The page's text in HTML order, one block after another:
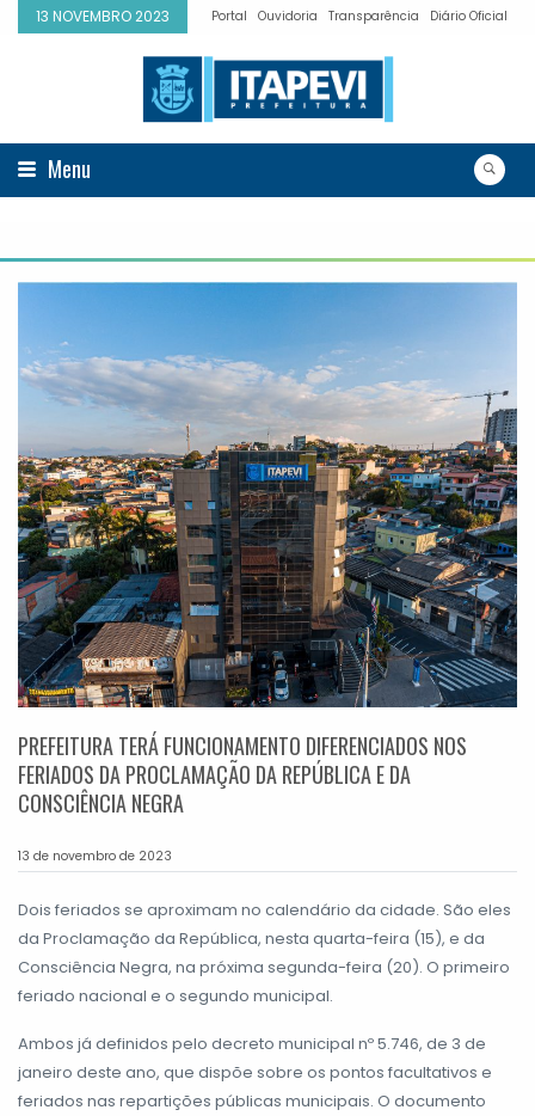
13 NOVEMBRO 2023 Portal Ouvidoria Transparência Diário Oficial
Menu
PREFEITURA TERÁ FUNCIONAMENTO DIFERENCIADOS NOS
FERIADOS DA PROCLAMAÇÃO DA REPÚBLICA E DA
CONSCIÊNCIA NEGRA
13 de novembro de 2023
Dois feriados se aproximam no calendário da cidade. São eles
da Proclamação da República, nesta quarta-feira (15), e da
Consciência Negra, na próxima segunda-feira (20). O primeiro
feriado nacional e o segundo municipal.
Ambos já definidos pelo decreto municipal nº 5.746, de 3 de
janeiro deste ano, que dispõe sobre os pontos facultativos e
feriados nas repartições públicas municipais. O documento